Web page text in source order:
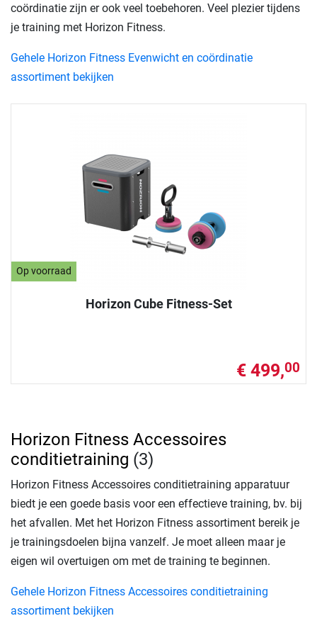
Op voorraad
Horizon Cube Fitness-Set
€ 499,00
coördinatie zijn er ook veel toebehoren. Veel plezier tijdens
je training met Horizon Fitness.
Gehele Horizon Fitness Evenwicht en coördinatie
assortiment bekijken
Horizon Fitness Accessoires
conditietraining (3)
Horizon Fitness Accessoires conditietraining apparatuur
biedt je een goede basis voor een effectieve training, bv. bij
het afvallen. Met het Horizon Fitness assortiment bereik je
je trainingsdoelen bijna vanzelf. Je moet alleen maar je
eigen wil overtuigen om met de training te beginnen.
Gehele Horizon Fitness Accessoires conditietraining
assortiment bekijken